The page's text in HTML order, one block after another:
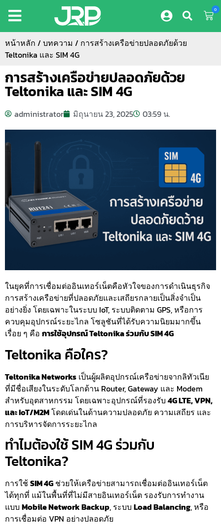
0
หน้าหลัก / บทความ / การสร้างเครือข่ายปลอดภัยด้วย
Teltonika และ SIM 4G
การสร้างเครือข่ายปลอดภัยด้วย
Teltonika และ SIM 4G
administrator มิถุนายน 23, 2025 03:59 น.
ในยุคที่การเชื่อมต่ออินเทอร์เน็ตคือหัวใจของการดำเนินธุรกิจ
การสร้างเครือข่ายที่ปลอดภัยและเสถียรกลายเป็นสิ่งจำเป็น
อย่างยิ่ง โดยเฉพาะในระบบ IoT, ระบบติดตาม GPS, หรือการ
ควบคุมอุปกรณ์ระยะไกล โซลูชันที่ได้รับความนิยมมากขึ้น
เรื่อย ๆ คือ การใช้อุปกรณ์ Teltonika ร่วมกับ SIM 4G
Teltonika คือใคร?
Teltonika Networks เป็นผู้ผลิตอุปกรณ์เครือข่ายจากลิทัวเนีย
ที่มีชื่อเสียงในระดับโลกด้าน Router, Gateway และ Modem
สำหรับอุตสาหกรรม โดยเฉพาะอุปกรณ์ที่รองรับ 4G LTE, VPN,
และ IoT/M2Mโดดเด่นในด้านความปลอดภัย ความเสถียร และ
การบริหารจัดการระยะไกล
ทำไมต้องใช้ SIM 4G ร่วมกับ
Teltonika?
การใช้SIM 4G ช่วยให้เครือข่ายสามารถเชื่อมต่ออินเทอร์เน็ต
ได้ทุกที่ แม้ในพื้นที่ที่ไม่มีสายอินเทอร์เน็ต รองรับการทำงาน
แบบ Mobile Network Backup, ระบบ Load Balancing, หรือ
การเชื่อมต่อ VPN อย่างปลอดภัย